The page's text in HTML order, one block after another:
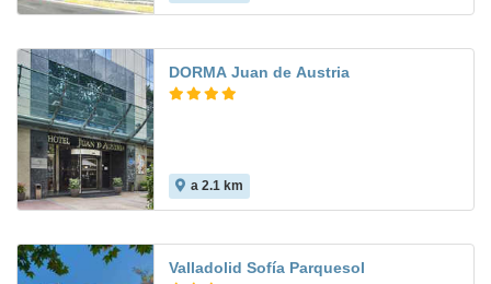
DORMA Juan de Austria
a 2.1 km
Valladolid Sofía Parquesol